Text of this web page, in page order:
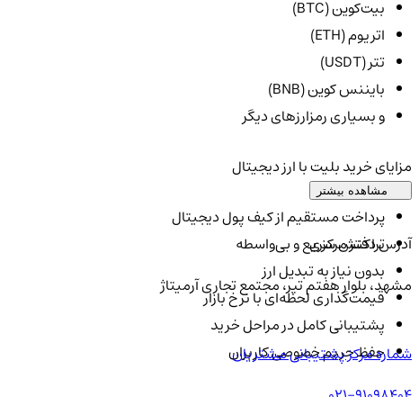
بیت‌کوین (BTC)
اتریوم (ETH)
تتر (USDT)
بایننس کوین (BNB)
و بسیاری رمزارزهای دیگر
مزایای خرید بلیت با ارز دیجیتال
پرداخت مستقیم از کیف پول دیجیتال
تراکنش سریع و بی‌واسطه
بدون نیاز به تبدیل ارز
قیمت‌گذاری لحظه‌ای با نرخ بازار
پشتیبانی کامل در مراحل خرید
حفظ حریم خصوصی کاربران
مشاهده بیشتر
آدرس دفتر مرکزی
مشهد، بلوار هفتم تیر، مجتمع تجاری آرمیتاژ
شماره مرکز پشتیبانی مشتریان